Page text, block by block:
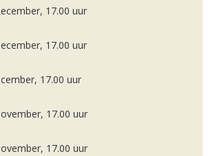
17.00 uur
17.00 uur
17.00 uur
17.00 uur
17.00 uur